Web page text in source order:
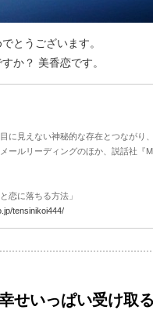
とうございます。
か？ 美香恋です。
に見えない神秘的な存在とつながり
ールリーディングのほか、説話社『
恋に落ちる方法」
tensinikoi444/
せいっぱい受け取